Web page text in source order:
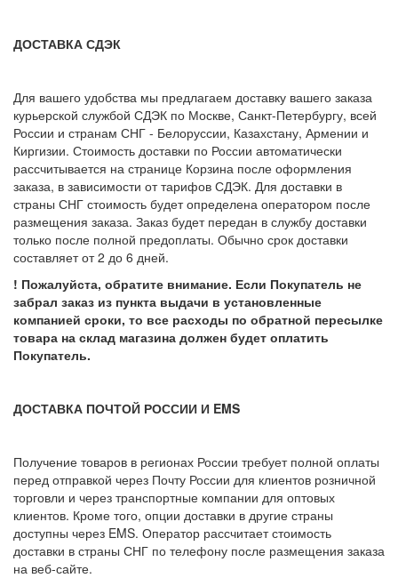
ДОСТАВКА СДЭК
Для вашего удобства мы предлагаем доставку вашего заказа
курьерской службой СДЭК по Москве, Санкт-Петербургу, всей
России и странам СНГ - Белоруссии, Казахстану, Армении и
Киргизии. Стоимость доставки по России автоматически
рассчитывается на странице Корзина после оформления
заказа, в зависимости от тарифов СДЭК. Для доставки в
страны СНГ стоимость будет определена оператором после
размещения заказа. Заказ будет передан в службу доставки
только после полной предоплаты. Обычно срок доставки
составляет от 2 до 6 дней.
! Пожалуйста, обратите внимание. Если Покупатель не
забрал заказ из пункта выдачи в установленные
компанией сроки, то все расходы по обратной пересылке
товара на склад магазина должен будет оплатить
Покупатель.
ДОСТАВКА ПОЧТОЙ РОССИИ И EMS
Получение товаров в регионах России требует полной оплаты
перед отправкой через Почту России для клиентов розничной
торговли и через транспортные компании для оптовых
клиентов. Кроме того, опции доставки в другие страны
доступны через EMS. Оператор рассчитает стоимость
доставки в страны СНГ по телефону после размещения заказа
на веб-сайте.